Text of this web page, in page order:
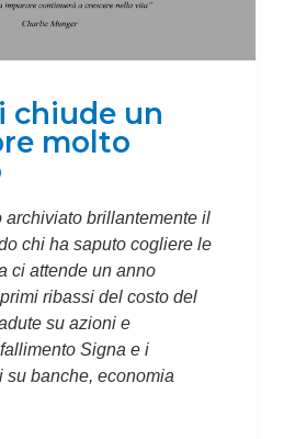
chiude un
molto
archiviato brillantemente il
chi ha saputo cogliere le
ci attende un anno
ribassi del costo del
su azioni e
Signa e i
su banche, economia